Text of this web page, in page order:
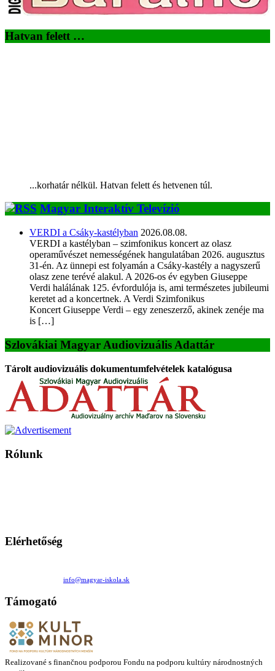
Hatvan felett …
...korhatár nélkül. Hatvan felett és hetvenen túl.
Magyar Interaktív Televízió
VERDI a Csáky-kastélyban 2026.08.08.
VERDI a kastélyban – szimfonikus koncert az olasz
operaművészet nemességének hangulatában 2026. augusztus
31-én. Az ünnepi est folyamán a Csáky-kastély a nagyszerű
olasz zene terévé alakul. A 2026-os év egyben Giuseppe
Verdi halálának 125. évfordulója is, ami természetes jubileumi
keretet ad a koncertnek. A Verdi Szimfonikus
Koncert Giuseppe Verdi – egy zeneszerző, akinek zenéje ma
is […]
Szlovákiai Magyar Audiovizuális Adattár
Tárolt audiovizuális dokumentumfelvételek katalógusa
Rólunk
Elérhetőség
info@magyar-iskola.sk
Támogató
Realizované s finančnou podporou Fondu na podporu kultúry národnostných